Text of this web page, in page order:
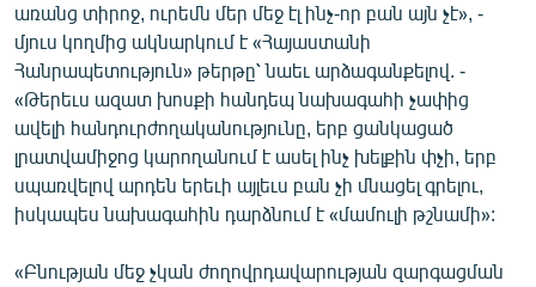
ՓՈԴՔԱՍԹ
Հայերեն
English
Русский
ՀԵՏԵՎԵՔ ՄԵԶ
առանց տիրոջ, ուրեմն մեր մեջ էլ ինչ-որ բան այն չէ», -
մյուս կողմից ակնարկում է «Հայաստանի
Հանրապետություն» թերթը՝ նաեւ արձագանքելով. -
«Թերեւս ազատ խոսքի հանդեպ նախագահի չափից
ավելի հանդուրժողականությունը, երբ ցանկացած
լրատվամիջոց կարողանում է ասել ինչ խելքին փչի, երբ
սպառվելով արդեն երեւի այլեւս բան չի մնացել գրելու,
իսկապես նախագահին դարձնում է «մամուլի թշնամի»:
«Բնության մեջ չկան ժողովրդավարության զարգացման